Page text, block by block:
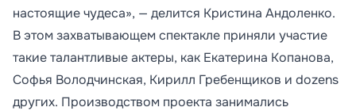
настоящие чудеса», — делится Кристина Андоленко.
В этом захватывающем спектакле приняли участие
такие талантливые актеры, как Екатерина Копанова,
Софья Володчинская, Кирилл Гребенщиков и dozens
других. Производством проекта занимались